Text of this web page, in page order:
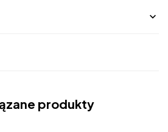
produkty